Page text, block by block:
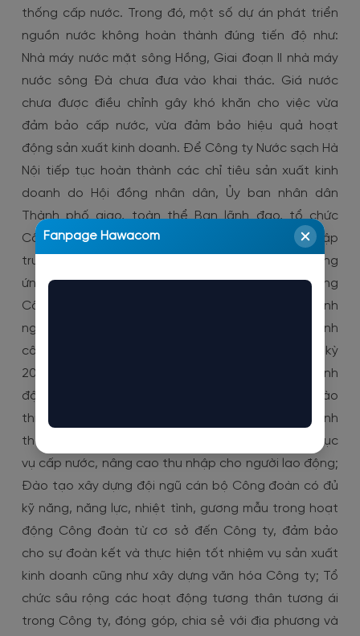
thống cấp nước. Trong đó, một số dự án phát triển
nguồn nước không hoàn thành đúng tiến độ như:
Nhà máy nước mặt sông Hồng, Giai đoạn II nhà máy
nước sông Đà chưa đưa vào khai thác. Giá nước
chưa được điều chỉnh gây khó khăn cho việc vừa
đảm bảo cấp nước, vừa đảm bảo hiệu quả hoạt
động sản xuất kinh doanh. Để Công ty Nước sạch Hà
Nội tiếp tục hoàn thành các chỉ tiêu sản xuất kinh
doanh do Hội đồng nhân dân, Ủy ban nhân dân
Thành phố giao, toàn thể Ban lãnh đạo, tổ chức
Công đoàn cùng toàn thể CBCNV Công ty cần tập
trung thực hiện các nhiệm vụ trọng tâm sau: Hưởng
ứng triển khai hiệu quả các hoạt động của Tháng
Công nhân với chủ đề “Diễn đàn Công nhân vì Doanh
nghiệp, Doanh nghiệp vì Công nhân”; Tổ chức thành
công Đại hội Công đoàn cơ sở Công ty nhiệm kỳ
2023 – 2028 và xây dựng các chương trình hành
động trọng tâm toàn khóa; Phát động phong trào
thi đua khơi dậy sáng kiến, sáng tạo, nâng cao tinh
thần trách nhiệm trong sản xuất kinh doanh và phục
vụ cấp nước, nâng cao thu nhập cho người lao động;
Đào tạo xây dựng đội ngũ cán bộ Công đoàn có đủ
kỹ năng, năng lực, nhiệt tình, gương mẫu trong hoạt
động Công đoàn từ cơ sở đến Công ty, đảm bảo
cho sự đoàn kết và thực hiện tốt nhiệm vụ sản xuất
kinh doanh cũng như xây dựng văn hóa Công ty; Tổ
chức sâu rộng các hoạt động tương thân tương ái
trong Công ty, đóng góp, chia sẻ với địa phương và
Fanpage Hawacom